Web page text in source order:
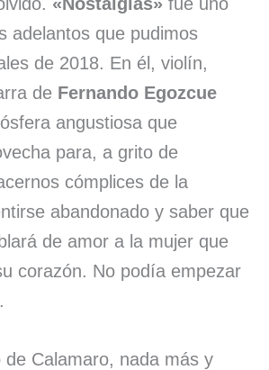
adelantos que pudimos
de 2018. En él, violín,
de Fernando Egozcue
angustiosa que
para, a grito de
cómplices de la
abandonado y saber que
de amor a la mujer que
corazón. No podía empezar
de Calamaro, nada más y